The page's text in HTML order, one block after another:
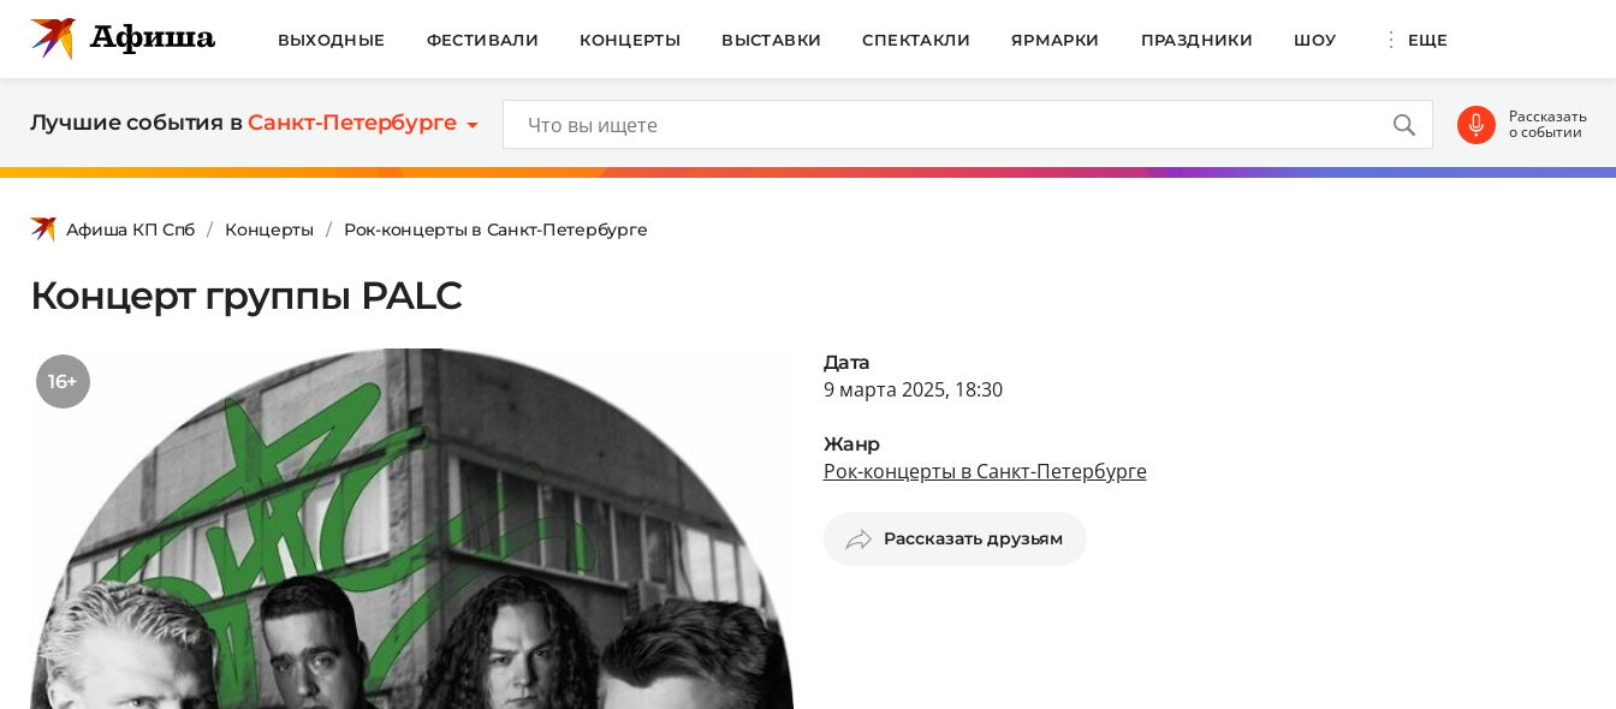
ВЫХОДНЫЕ ФЕСТИВАЛИ КОНЦЕРТЫ ВЫСТАВКИ СПЕКТАКЛИ ЯРМАРКИ ПРАЗДНИКИ ШОУ ЕЩЕ
Лучшие события вСанкт-Петербурге Рассказать
о событии
Афиша КП Спб Концерты Рок-концерты в Санкт-Петербурге
Концерт группы PALC
16+
Дата
9 марта 2025, 18:30
Жанр
Рок-концерты в Санкт-Петербурге
Рассказать друзьям